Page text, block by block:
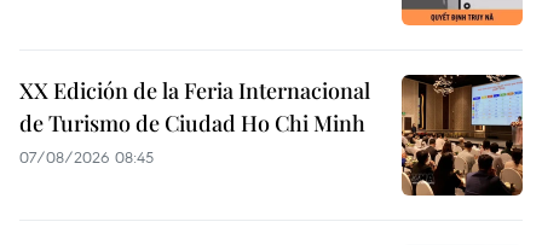
XX Edición de la Feria Internacional
de Turismo de Ciudad Ho Chi Minh
07/08/2026 08:45